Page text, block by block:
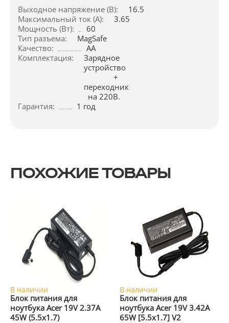
Выходное напряжение (В):
16.5
Максимальный ток (А):
3.65
Мощность (Вт):
60
Тип разъема:
MagSafe
Качество:
AA
Комплектация:
Зарядное
устройство
+
переходник
на 220В.
Гарантия:
1 год
ПОХОЖИЕ ТОВАРЫ
В наличии
Блок питания для
ноутбука Acer 19V 2.37A
45W (5.5x1.7)
В наличии
Блок питания для
ноутбука Acer 19V 3.42A
65W [5.5x1.7] V2